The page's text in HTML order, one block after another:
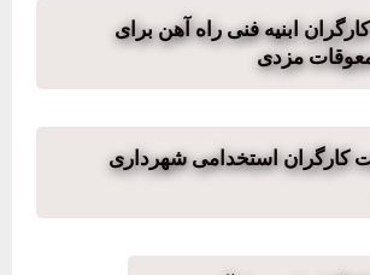
ابنیه فنی راه آهن برای
مزدی
کارگران استخدامی شهرداری